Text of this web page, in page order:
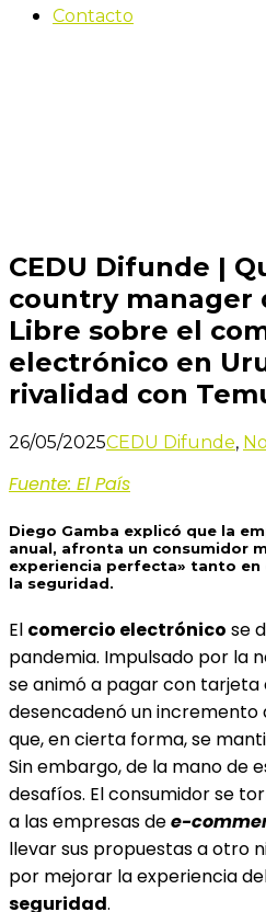
Contacto
CEDU Difunde |
country manager
Libre sobre el
electrónico en
rivalidad con
26/05/2025CEDU Difunde,
Fuente: El País
Diego Gamba explicó que la
anual, afronta un consumidor
experiencia perfecta» tanto
la seguridad.
El comercio electrónico se
pandemia. Impulsado por la
se animó a pagar con
desencadenó un incremento
que, en cierta forma, se
Sin embargo, de la mano de
desafíos. El consumidor se
a las empresas dee-
llevar sus propuestas a otro
por mejorar la experiencia
seguridad.